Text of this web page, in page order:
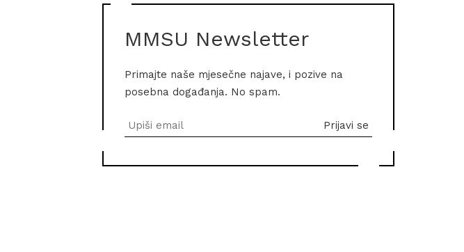
MMSU Newsletter
Primajte naše mjesečne najave, i pozive na
posebna događanja. No spam.